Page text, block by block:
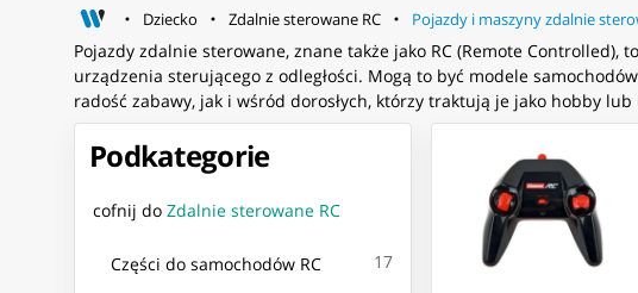
Dziecko Zdalnie sterowane RC Pojazdy i maszyny zdalnie
Pojazdy zdalnie sterowane, znane także jako RC (Remote
urządzenia sterującego z odległości. Mogą to być modele
radość zabawy, jak i wśród dorosłych, którzy traktują je jako hobby
Podkategorie
cofnij do Zdalnie sterowane RC
Części do samochodów RC 17